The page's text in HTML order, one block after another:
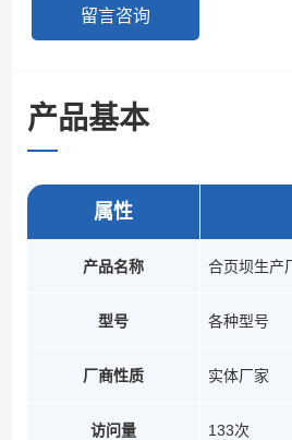
留言咨询
产品基本
参数
属性
产品名称
型号
厂商性质
访问量
各种型号
实体厂家
133次